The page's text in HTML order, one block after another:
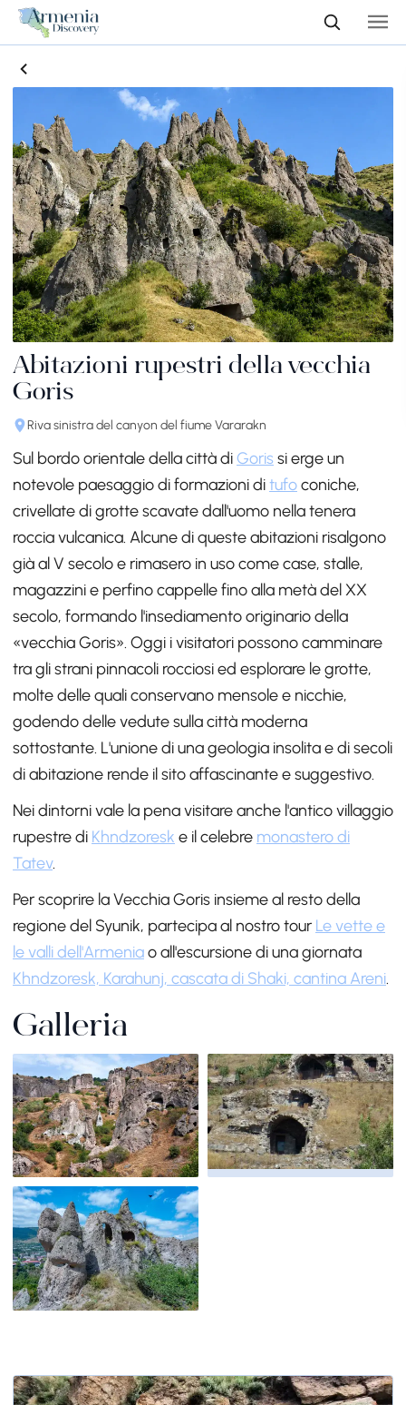
Abitazioni rupestri della vecchia
Goris
Riva sinistra del canyon del fiume Vararakn
Sul bordo orientale della città diGoris si erge un
notevole paesaggio di formazioni ditufoconiche,
crivellate di grotte scavate dall'uomo nella tenera
roccia vulcanica. Alcune di queste abitazioni risalgono
già al V secolo e rimasero in uso come case, stalle,
magazzini e perfino cappelle fino alla metà del XX
secolo, formando l'insediamento originario della
«vecchia Goris». Oggi i visitatori possono camminare
tra gli strani pinnacoli rocciosi ed esplorare le grotte,
molte delle quali conservano mensole e nicchie,
godendo delle vedute sulla città moderna
sottostante. L'unione di una geologia insolita e di secoli
di abitazione rende il sito affascinante e suggestivo.
Nei dintorni vale la pena visitare anche l'antico villaggio
rupestre di Khndzoresk e il celebre monastero di
Tatev.
Per scoprire la Vecchia Goris insieme al resto della
regione del Syunik, partecipa al nostro tour Le vette e
le valli dell'Armeniao all'escursione di una giornata
Khndzoresk, Karahunj, cascata di Shaki, cantina Areni.
Galleria